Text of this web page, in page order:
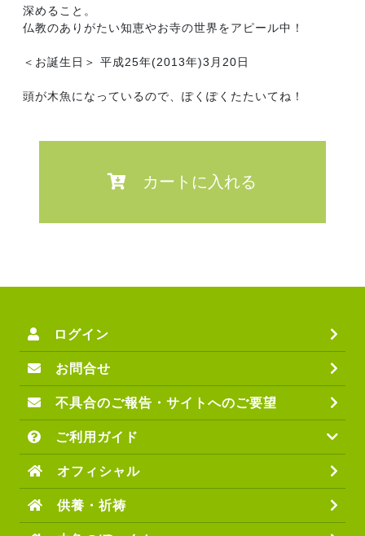
深めること。
仏教のありがたい知恵やお寺の世界をアピール中！
＜お誕生日＞ 平成25年(2013年)3月20日
頭が木魚になっているので、ぽくぽくたたいてね！
カートに入れる
ログイン
お問合せ
不具合のご報告・サイトへのご要望
ご利用ガイド
オフィシャル
供養・祈祷